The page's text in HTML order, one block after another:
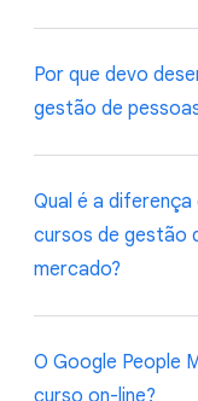
Por que devo
gestão de
Toda organização
Google, sabemos
pesquisas
profissionais
ambiente de
Qual é a
cursos de gestão
mercado?
No Google,
equipes eficazes
O Google People
curso on-line?